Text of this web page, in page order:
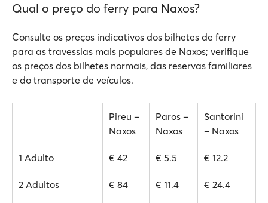
Qual o preço do ferry para Naxos?
Consulte os preços indicativos dos bilhetes de ferry
para as travessias mais populares de Naxos; verifique
os preços dos bilhetes normais, das reservas familiares
e do transporte de veículos.
Pireu –
Naxos
Paros –
Naxos
Santorini
– Naxos
1 Adulto € 42 € 5.5 € 12.2
2 Adultos € 84 € 11.4 € 24.4